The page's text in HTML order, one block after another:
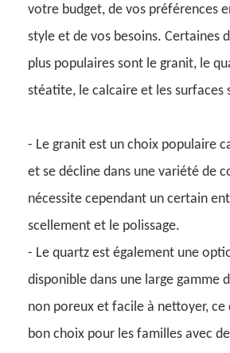
votre budget, de vos préférences
style et de vos besoins. Certaines
plus populaires sont le granit, le
stéatite, le calcaire et les surfaces
- Le granit est un choix populaire
et se décline dans une variété de
nécessite cependant un certain
scellement et le polissage.
- Le quartz est également une
disponible dans une large gamme
non poreux et facile à nettoyer, ce
bon choix pour les familles avec